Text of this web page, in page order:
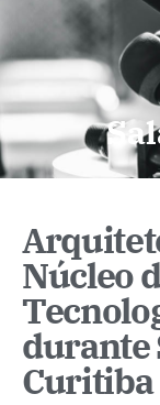
Núcleo
durante
Curitiba